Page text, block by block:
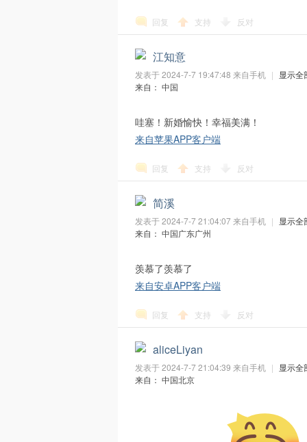
回复 支持 反对
江知意
发表于 2024-7-7 19:47:48 来自手机 | 显示全
来自： 中国
哇塞！新婚愉快！幸福美满！
来自苹果APP客户端
回复 支持 反对
简溪
发表于 2024-7-7 21:04:07来自手机 | 显示全
来自： 中国广东广州
羡慕了羡慕了
来自安卓APP客户端
回复 支持 反对
aliceLiyan
发表于 2024-7-7 21:04:39 来自手机 | 显示全
来自： 中国北京